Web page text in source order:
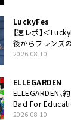
LuckyFes
【速レポ】＜
後からフレンズ
声。“最強の相方
2026.08.10
ELLEGARDEN
ELLEGARDEN、
Bad For
月より開催
2026.08.10